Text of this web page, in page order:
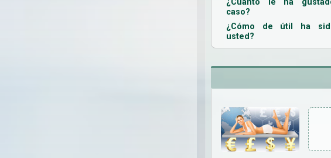
caso?
¿Cómo de útil ha
usted?